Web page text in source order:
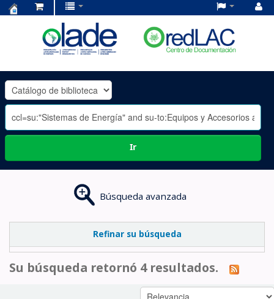
OLADE
-
Ir
Búsqueda avanzada
Refinar su búsqueda
Su búsqueda retornó 4 resultados.